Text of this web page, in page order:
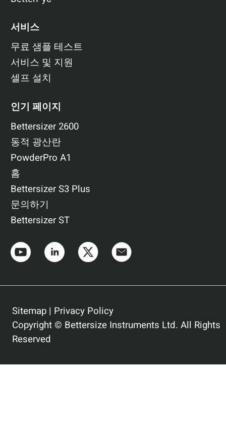
서비스
무료 샘플 테스트
서비스 및 지원
셀프 설치
인기 페이지
Bettersizer 2600
동적 광산란
PowderPro A1
홈
Bettersizer S3 Plus
문의하기
Bettersizer ST
Sitemap | Privacy Policy
Copyright © Bettersize Instruments Ltd. All Rights
Reserved